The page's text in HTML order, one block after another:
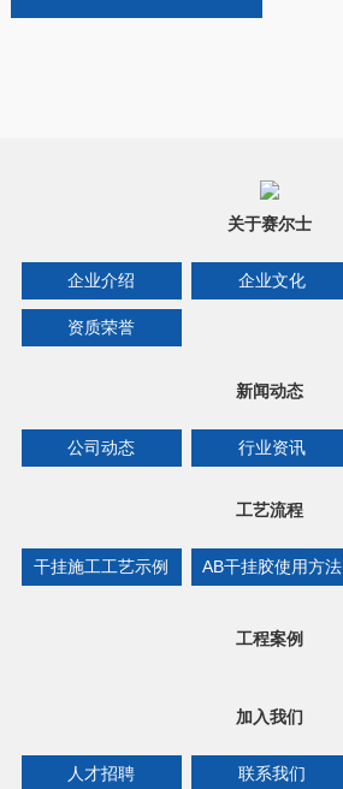
关于赛尔士
企业介绍 企业文化
资质荣誉
新闻动态
公司动态 行业资讯
工艺流程
干挂施工工艺示例 AB干挂胶使用方法
工程案例
加入我们
人才招聘 联系我们